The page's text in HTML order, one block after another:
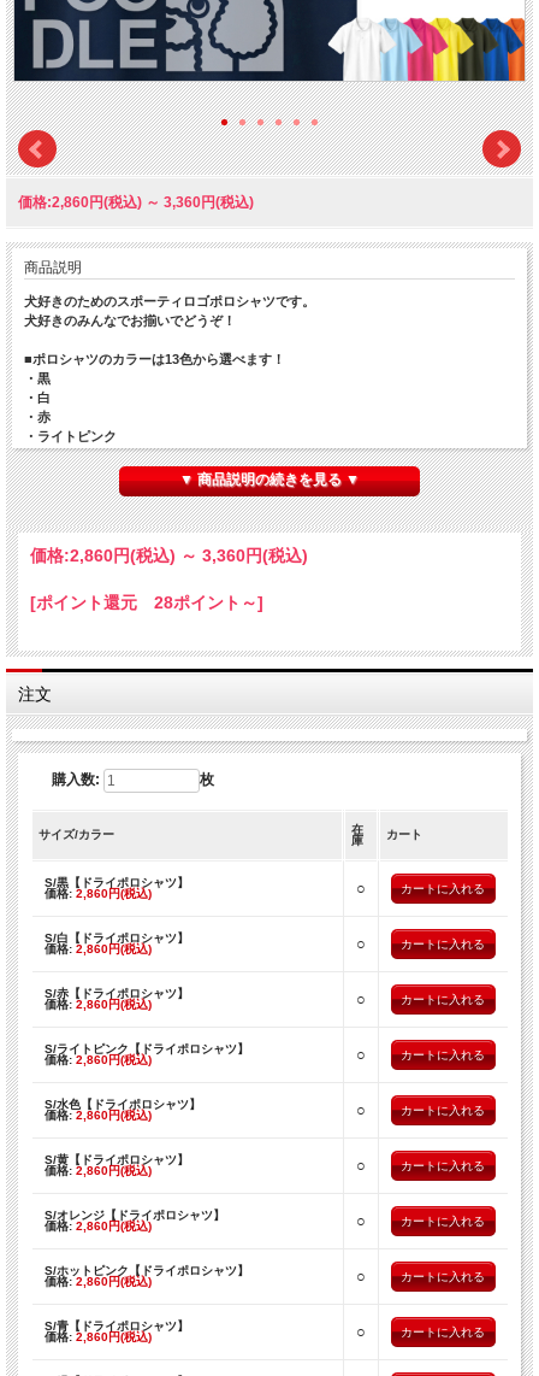
価格:2,860円(税込) ～ 3,360円(税込)
商品説明
犬好きのためのスポーティロゴポロシャツです。
犬好きのみんなでお揃いでどうぞ！
■ポロシャツのカラーは13色から選べます！
・黒
・白
・赤
・ライトピンク
・水色
・黄
・オレンジ
・ホットピンク
・青
・緑
・紺
【ポロシャツ サイズ】
■男女兼用：Ｓ・Ｍ・Ｌ・XL・XXL(3L)
【組成】
・ポリエステル100%
※お使いのモニター設定、お部屋の照明等により実際の商品と色味が異なる場合が
ございます。
す。
※商品のデザイン、仕様、価格は予告なく変更する場合がございます。
▼ 商品説明の続きを見る ▼
価格:2,860円(税込) ～ 3,360円(税込)
[ポイント還元 28ポイント～]
注文
購入数: 枚
サイズ/カラー
在
庫
カート
S/黒【ドライポロシャツ】
価格: 2,860円(税込) ○
S/白【ドライポロシャツ】
価格: 2,860円(税込) ○
S/赤【ドライポロシャツ】
価格: 2,860円(税込) ○
S/ライトピンク【ドライポロシャツ】
価格:2,860円(税込) ○
S/水色【ドライポロシャツ】
価格: 2,860円(税込) ○
S/黄【ドライポロシャツ】
価格: 2,860円(税込) ○
S/オレンジ【ドライポロシャツ】
価格: 2,860円(税込) ○
S/ホットピンク【ドライポロシャツ】
価格: 2,860円(税込) ○
S/青【ドライポロシャツ】
価格: 2,860円(税込) ○